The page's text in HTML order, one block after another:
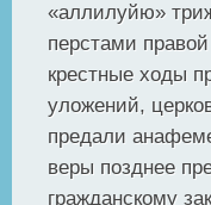
«аллилуйю»
перстами
крестные ходы
уложений,
предали
веры позднее
гражданскому